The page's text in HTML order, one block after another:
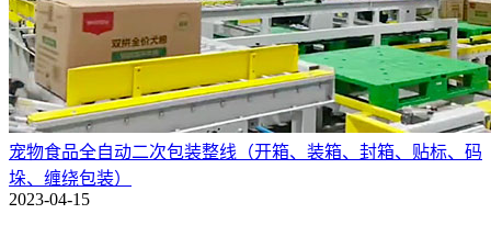
宠物食品全自动二次包装整线（开箱、装箱、封箱、贴标、码
垛、缠绕包装）
2023-04-15